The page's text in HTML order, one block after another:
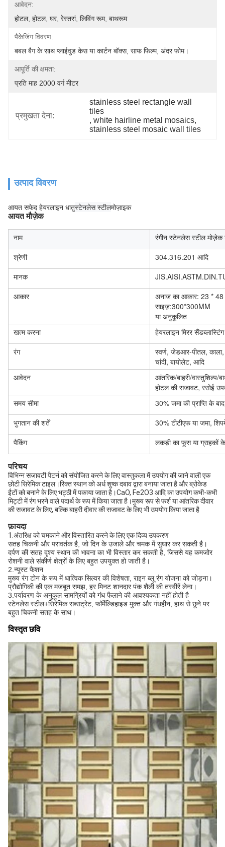
आवेदन:
होटल, होटल, घर, रेस्तरां, लिविंग रूम, बाथरूम
पैकेजिंग विवरण:
बबल बैग के साथ प्लाईवुड केस या कार्टन बॉक्स, साफ फिल्म, अंदर फोम।
आपूर्ति की क्षमता:
प्रति माह 2000 वर्ग मीटर
प्रमुखता देना:
stainless steel rectangle wall
tiles
, white hairline metal mosaics,
stainless steel mosaic wall tiles
उत्पाद विवरण
आयत सफेद हेयरलाइन धातुस्टेनलेस स्टीलमोज़ाइक
आयत मौज़ेक
नाम
रंगीन स्टेनलेस स्टील मोज़ेक
श्रेणी
304.316.201 आदि
मानक
आकार
अनाज का आकार: 23 * 48
साइज़:300*300MM
या अनुकूलित
खत्म करना
हेयरलाइन मिरर
रंग
स्वर्ण, जेडआर-पीतल, काला,
चांदी, बायोलेट, आदि
आवेदन
आंतरिक/बाहरी/
होटल की सजावट, रसोई
समय सीमा
30% जमा की प्राप्ति के
भुगतान की शर्तें
30% टीटीएफ या जमा,
पैकिंग
लकड़ी का फूस या ग्राहकों
परिचय
विभिन्न सजावटी पैटर्न को संयोजित करने के लिए वास्तुकला में उपयोग की जाने वाली एक
छोटी सिरेमिक टाइल।रिक्त स्थान को अर्ध शुष्क दबाव द्वारा बनाया जाता है और ब्रोकेड
ईंटों को बनाने के लिए भट्ठी में पकाया जाता है।CaO, Fe2O3 आदि का उपयोग कभी-कभी
मिट्टी में रंग भरने वाले पदार्थ के रूप में किया जाता है।मुख्य रूप से फर्श या आंतरिक दीवार
की सजावट के लिए, बल्कि बाहरी दीवार की सजावट के लिए भी उपयोग किया जाता है
फ़ायदा
1.अंतरिक्ष को चमकाने और विस्तारित करने के लिए एक दिव्य उपकरण
सतह चिकनी और परावर्तक है, जो दिन के उजाले और चमक में सुधार कर सकती है।
दर्पण की सतह दृश्य स्थान की भावना का भी विस्तार कर सकती है, जिससे यह कमजोर
रोशनी वाले संकीर्ण क्षेत्रों के लिए बहुत उपयुक्त हो जाती है।
2.न्यूस्ट फैशन
मुख्य रंग टोन के रूप में धात्विक सिल्वर की विशेषता, राइन ब्लू रंग योजना को जोड़ना।
प्रौद्योगिकी की एक मजबूत समझ, हर मिनट शानदार पंक शैली की तस्वीरें लेना।
3.पर्यावरण के अनुकूल सामग्रियों को गंध फैलाने की आवश्यकता नहीं होती है
स्टेनलेस स्टील+सिरेमिक सब्सट्रेट, फॉर्मेल्डिहाइड मुक्त और गंधहीन, हाथ से छूने पर
बहुत चिकनी सतह के साथ।
विस्तृत छवि